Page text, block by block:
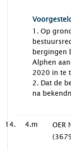
1. Op
bergingen
Alphen
2020 in te
2. Dat de
na
4.m
OER